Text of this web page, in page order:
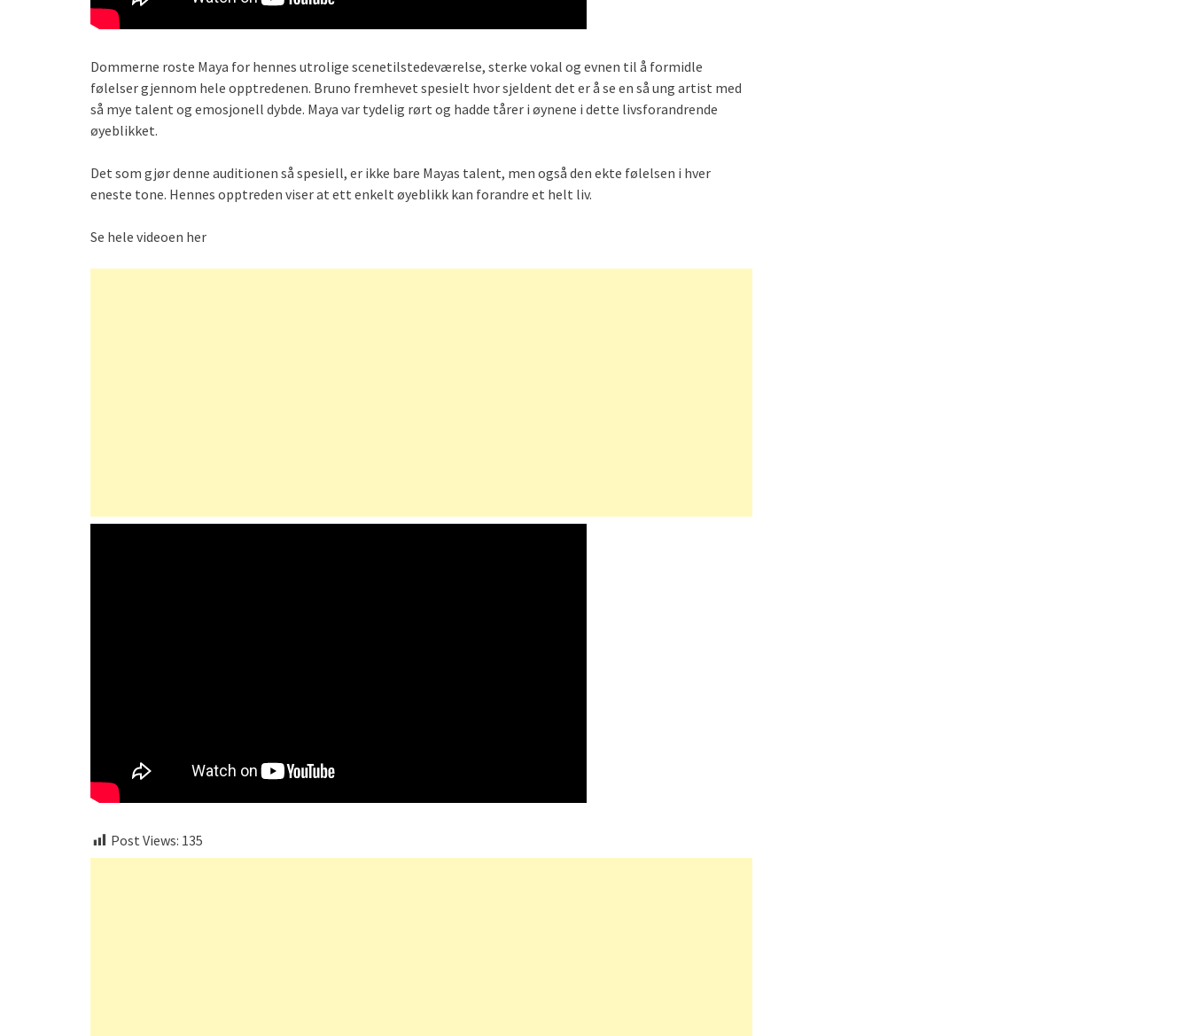
Dommerne roste Maya for hennes utrolige scenetilstedeværelse, sterke vokal og evnen til å formidle
følelser gjennom hele opptredenen. Bruno fremhevet spesielt hvor sjeldent det er å se en så ung artist med
så mye talent og emosjonell dybde. Maya var tydelig rørt og hadde tårer i øynene i dette livsforandrende
øyeblikket.
Det som gjør denne auditionen så spesiell, er ikke bare Mayas talent, men også den ekte følelsen i hver
eneste tone. Hennes opptreden viser at ett enkelt øyeblikk kan forandre et helt liv.
Se hele videoen her
Post Views: 135